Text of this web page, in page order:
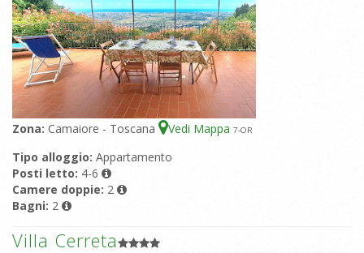
Zona: Camaiore - Toscana Vedi Mappa 7-OR
Tipo alloggio: Appartamento
Posti letto: 4-6
Camere doppie: 2
Bagni: 2
Villa Cerreta